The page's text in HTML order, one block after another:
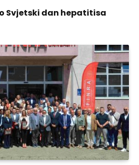
Svjetski dan hepatitisa